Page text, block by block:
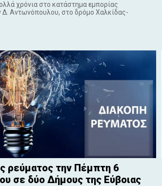
χρόνια στο κατάστημα εμπορίας
Δ. Αντωνόπουλου, στο δρόμο Χαλκίδας-
ρεύματος την Πέμπτη 6
σε δύο Δήμους της Εύβοιας